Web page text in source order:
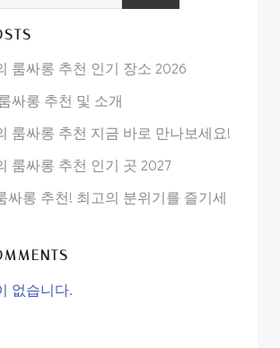
룸싸롱 추천 인기 장소 2026
싸롱 추천 및 소개
룸싸롱 추천 지금 바로 만나보세요!
룸싸롱 추천 인기 곳 2027
싸롱 추천! 최고의 분위기를 즐기세
없습니다.